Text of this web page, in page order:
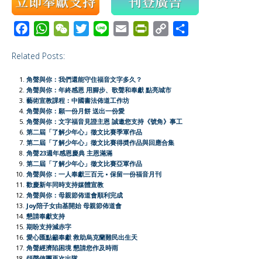
c
e
b
o
o
k
W
a
t
s
A
p
p
W
h
a
t
t
t
e
r
e
i
l
t
r
e
d
L
n
Related Posts:
角聲與你：我們還能守住福音文字多久？
角聲與你：年終感恩 用腳步、歌聲和奉獻 點亮城市
藝術宣教課程：中國書法佈道工作坊
角聲與你：願一份月餅 送出一份愛
角聲與你：文字福音見證主恩 誠邀您支持《號角》事工
第二屆「了解少年心」徵文比賽季軍作品
第二屆「了解少年心」徵文比賽得奬作品與回應合集
角聲23週年感恩慶典 主恩滿滿
第二屆「了解少年心」徵文比賽亞軍作品
角聲與你：一人奉獻三百元 • 保留一份福音月刊
歡慶新年同時支持媒體宣教
角聲與你：母親節佈道會順利完成
Joy陪子女由基開始 母親節佈道會
懇請奉獻支持
期盼支持減赤字
愛心匯點籲奉獻 救助烏克蘭難民出生天
角聲經濟陷困境 懇請您作及時雨